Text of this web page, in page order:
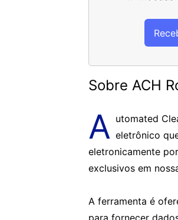
Sobre ACH
A utomated
eletrônico
eletronicamente
exclusivos em
A ferramenta é